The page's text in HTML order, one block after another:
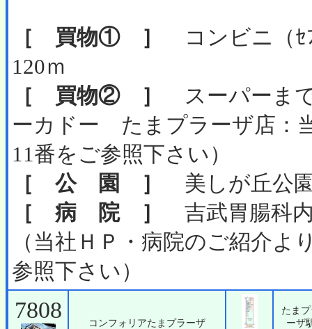
［ 買物① ］
コンビニ（ｾ
120ｍ
［ 買物② ］
スーパーま
ーカドー たまプラーザ店：
11番をご参照下さい）
［ 公 園 ］
美しが丘公
［ 病 院 ］
吉武胃腸科
（当社ＨＰ・病院のご紹介よ
参照下さい）
7808
コンフォリアたまプラーザ
たま
ーザ